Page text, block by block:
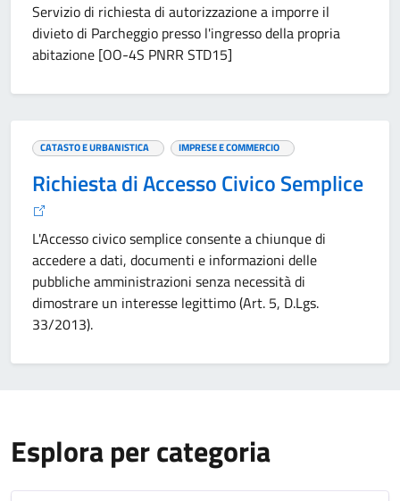
Servizio di richiesta di autorizzazione a imporre il
divieto di Parcheggio presso l'ingresso della propria
abitazione [OO-4S PNRR STD15]
CATASTO E URBANISTICA IMPRESE E COMMERCIO
Richiesta di Accesso Civico Semplice
L'Accesso civico semplice consente a chiunque di
accedere a dati, documenti e informazioni delle
pubbliche amministrazioni senza necessità di
dimostrare un interesse legittimo (Art. 5, D.Lgs.
33/2013).
Esplora per categoria